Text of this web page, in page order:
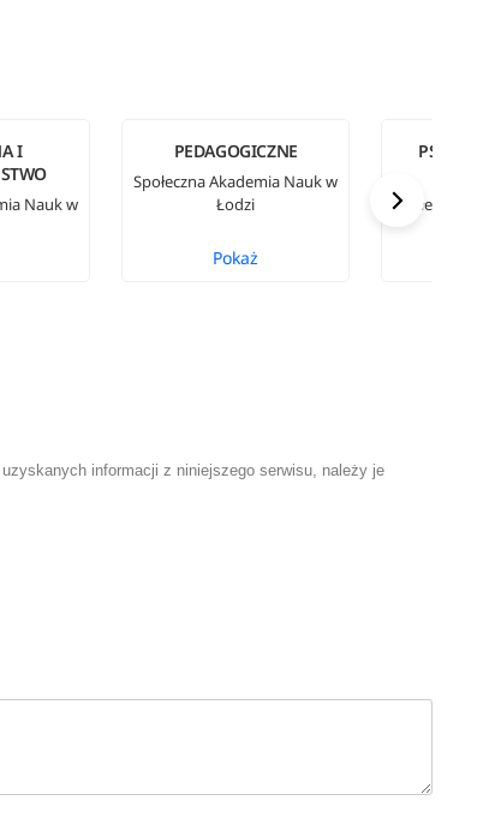
I
Nauk w
PEDAGOGICZNE
Społeczna Akademia Nauk w
Łodzi
Pokaż
Społeczna
informacji z niniejszego serwisu, należy je